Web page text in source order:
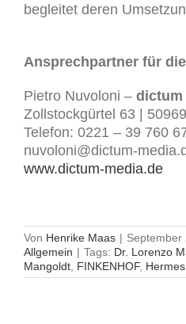
begleitet deren
Ansprechpartner für
Pietro Nuvoloni – dictum
Zollstockgürtel 63 |
Telefon: 0221 – 39 760
nuvoloni@dictum-
www.dictum-media.de
Von Henrike Maas | September
Allgemein | Tags: Dr. Lorenzo
Mangoldt FINKENHOF,